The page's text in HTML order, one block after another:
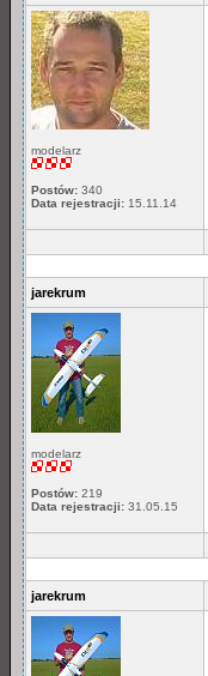
modelarz
Postów: 340
Data rejestracji: 15.11.14
jarekrum
modelarz
Postów: 219
Data rejestracji: 31.05.15
jarekrum